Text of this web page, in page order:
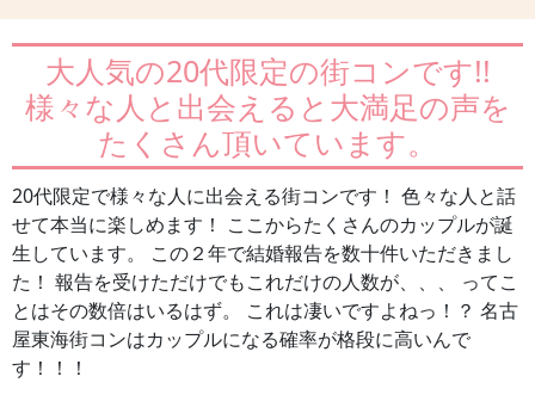
大人気の20代限定の街コンです!!
様々な人と出会えると大満足の声を
たくさん頂いています。
20代限定で様々な人に出会える街コンです！ 色々な人と話
せて本当に楽しめます！ ここからたくさんのカップルが誕
生しています。 この２年で結婚報告を数十件いただきまし
た！ 報告を受けただけでもこれだけの人数が、、、 ってこ
とはその数倍はいるはず。 これは凄いですよねっ！？ 名古
屋東海街コンはカップルになる確率が格段に高いんで
す！！！